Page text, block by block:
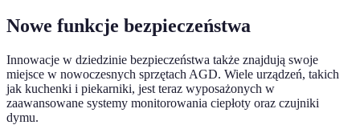
Nowe funkcje bezpieczeństwa
Innowacje w dziedzinie bezpieczeństwa także znajdują swoje
miejsce w nowoczesnych sprzętach AGD. Wiele urządzeń, takich
jak kuchenki i piekarniki, jest teraz wyposażonych w
zaawansowane systemy monitorowania ciepłoty oraz czujniki
dymu.